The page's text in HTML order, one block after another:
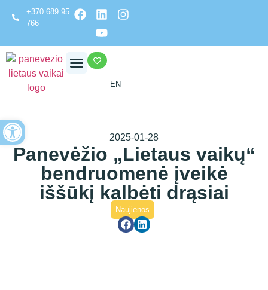
Open toolbar
+370 689 95
766
EN
2025-01-28
Panevėžio „Lietaus vaikų“
bendruomenė įveikė
iššūkį kalbėti drąsiai
Naujienos